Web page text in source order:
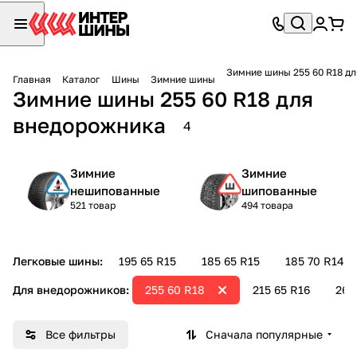
Главная Каталог Шины Зимние шины
Зимние шины 255 60 R18
Зимние шины 255 60 R18 для
внедорожника
4
Зимние
нешипованные
521 товар
Зимние
шипованные
494 товара
Легковые шины: 195 65 R15 185 65 R15 185 70 R14
Для внедорожников: 215 65 R16 265
255 60 R18
Все фильтры Сначала популярные